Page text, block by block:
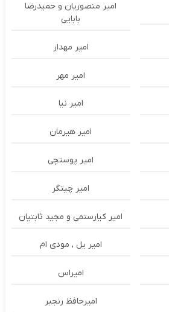
امیر منصوریان و حمیدرضا
بابایی
امیر مهدار
امیر مهر
امیر نیا
امیر هیرمان
امیر پوستچی
امیر چیتگر
امیر کیارستمی و مجید ثابتیان
امیر یل , مودی ام
امیراس
امیرحافظ رنجبر